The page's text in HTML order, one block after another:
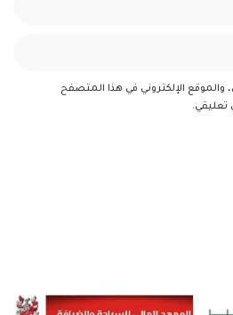
والموقع الإلكتروني في هذا المتصفح
تعليقي.